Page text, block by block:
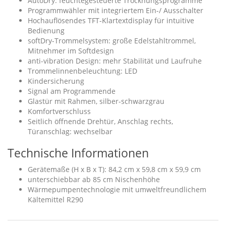
Programmwähler mit integriertem Ein-/ Ausschalter
Hochauflösendes TFT-Klartextdisplay für intuitive
Bedienung
softDry-Trommelsystem: große Edelstahltrommel,
Mitnehmer im Softdesign
anti-vibration Design: mehr Stabilität und Laufruhe
Trommelinnenbeleuchtung: LED
Kindersicherung
Signal am Programmende
Glastür mit Rahmen, silber-schwarzgrau
Komfortverschluss
Seitlich öffnende Drehtür, Anschlag rechts,
Türanschlag: wechselbar
Technische Informationen
Gerätemaße (H x B x T): 84,2 cm x 59,8 cm x 59,9 cm
unterschiebbar ab 85 cm Nischenhöhe
Wärmepumpentechnologie mit umweltfreundlichem
Kältemittel R290